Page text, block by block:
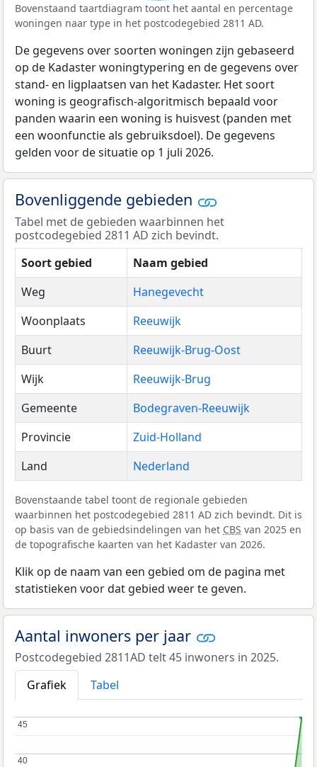
Bovenstaand taartdiagram toont het aantal en percentage
woningen naar type in het postcodegebied 2811 AD.
De gegevens over soorten woningen zijn gebaseerd
op de Kadaster woningtypering en de gegevens over
stand- en ligplaatsen van het Kadaster. Het soort
woning is geografisch-algoritmisch bepaald voor
panden waarin een woning is huisvest (panden met
een woonfunctie als gebruiksdoel). De gegevens
gelden voor de situatie op 1 juli 2026.
Bovenliggende gebieden
Tabel met de gebieden waarbinnen het
postcodegebied 2811 AD zich bevindt.
Soort gebied
Naam gebied
Weg
Hanegevecht
Woonplaats
Reeuwijk
Buurt
Reeuwijk-Brug-Oost
Wijk
Reeuwijk-Brug
Gemeente
Bodegraven-Reeuwijk
Provincie
Zuid-Holland
Land
Nederland
Bovenstaande tabel toont de regionale gebieden
waarbinnen het postcodegebied 2811 AD zich bevindt. Dit is
op basis van de gebiedsindelingen van het CBS van 2025 en
de topografische kaarten van het Kadaster van 2026.
Klik op de naam van een gebied om de pagina met
statistieken voor dat gebied weer te geven.
Aantal inwoners per jaar
Postcodegebied 2811AD telt 45 inwoners in 2025.
Grafiek
Tabel
40
40
45
45